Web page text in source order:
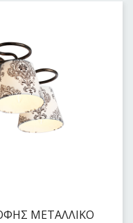
ΜΕΤΑΛΛΙΚΟ